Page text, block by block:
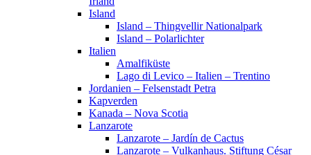
Island
Island – Thingvellir Nationalpark
Island – Polarlichter
Italien
Amalfiküste
Lago di Levico – Italien – Trentino
Jordanien – Felsenstadt Petra
Kapverden
Kanada – Nova Scotia
Lanzarote
Lanzarote – Jardín de Cactus
Lanzarote – Vulkanhaus. Stiftung César